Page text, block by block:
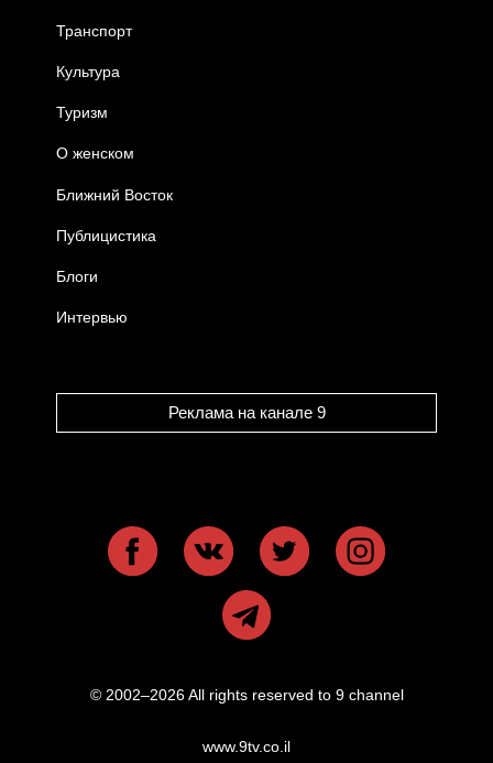
Транспорт
Культура
Туризм
О женском
Ближний Восток
Публицистика
Блоги
Интервью
Реклама на канале 9
© 2002–2026 All rights reserved to 9 channel
www.9tv.co.il